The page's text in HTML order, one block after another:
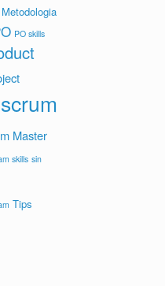
Metodologia
PO skills
scrum
Master
skills sin
Tips